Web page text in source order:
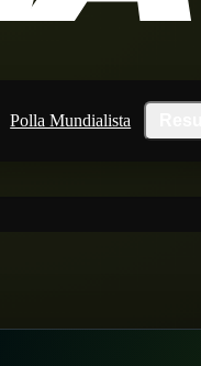
Polla Mundialista